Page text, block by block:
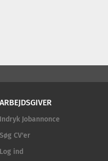
ARBEJDSGIVER
Indryk Jobannonce
Søg CV'er
Log ind